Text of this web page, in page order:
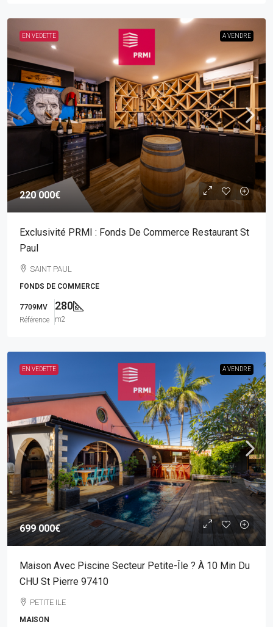
EN VEDETTE A VENDRE
220 000€
Exclusivité PRMI : Fonds De Commerce Restaurant St
Paul
SAINT PAUL
FONDS DE COMMERCE
7709MV
Référence
280
m2
EN VEDETTE A VENDRE
699 000€
Maison Avec Piscine Secteur Petite-Île ? À 10 Min Du
CHU St Pierre 97410
PETITE ILE
MAISON